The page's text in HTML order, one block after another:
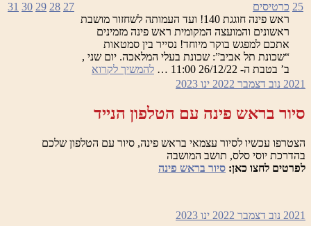
25 כרטיסים
ראש פינה חוגגת 140! ועד העמותה לשחזור מושבת
ראשונים והמועצה המקומית ראש פינה מזמינים
אתכם למפגש בוקר מיוחד! נסייר בין סמטאות
“שכונת תל אביב”: שכונת בעלי המלאכה. יום שני ,
ב’ בטבת ה- 26/12/22 11:00 …
להמשיך לקרוא
בתים
27
28
29
30
31
2021 נוב דצמבר 2022 ינו 2023
סיור בראש פינה עם הטלפון הנייד
הצטרפו עכשיו לסיור עצמאי בראש פינה, סיור עם הטלפון שלכם
בהדרכת יוסי סלס, תושב המושבה
לפרטים לחצו כאן: סיור בראש פינה
2021 נוב דצמבר 2022 ינו 2023